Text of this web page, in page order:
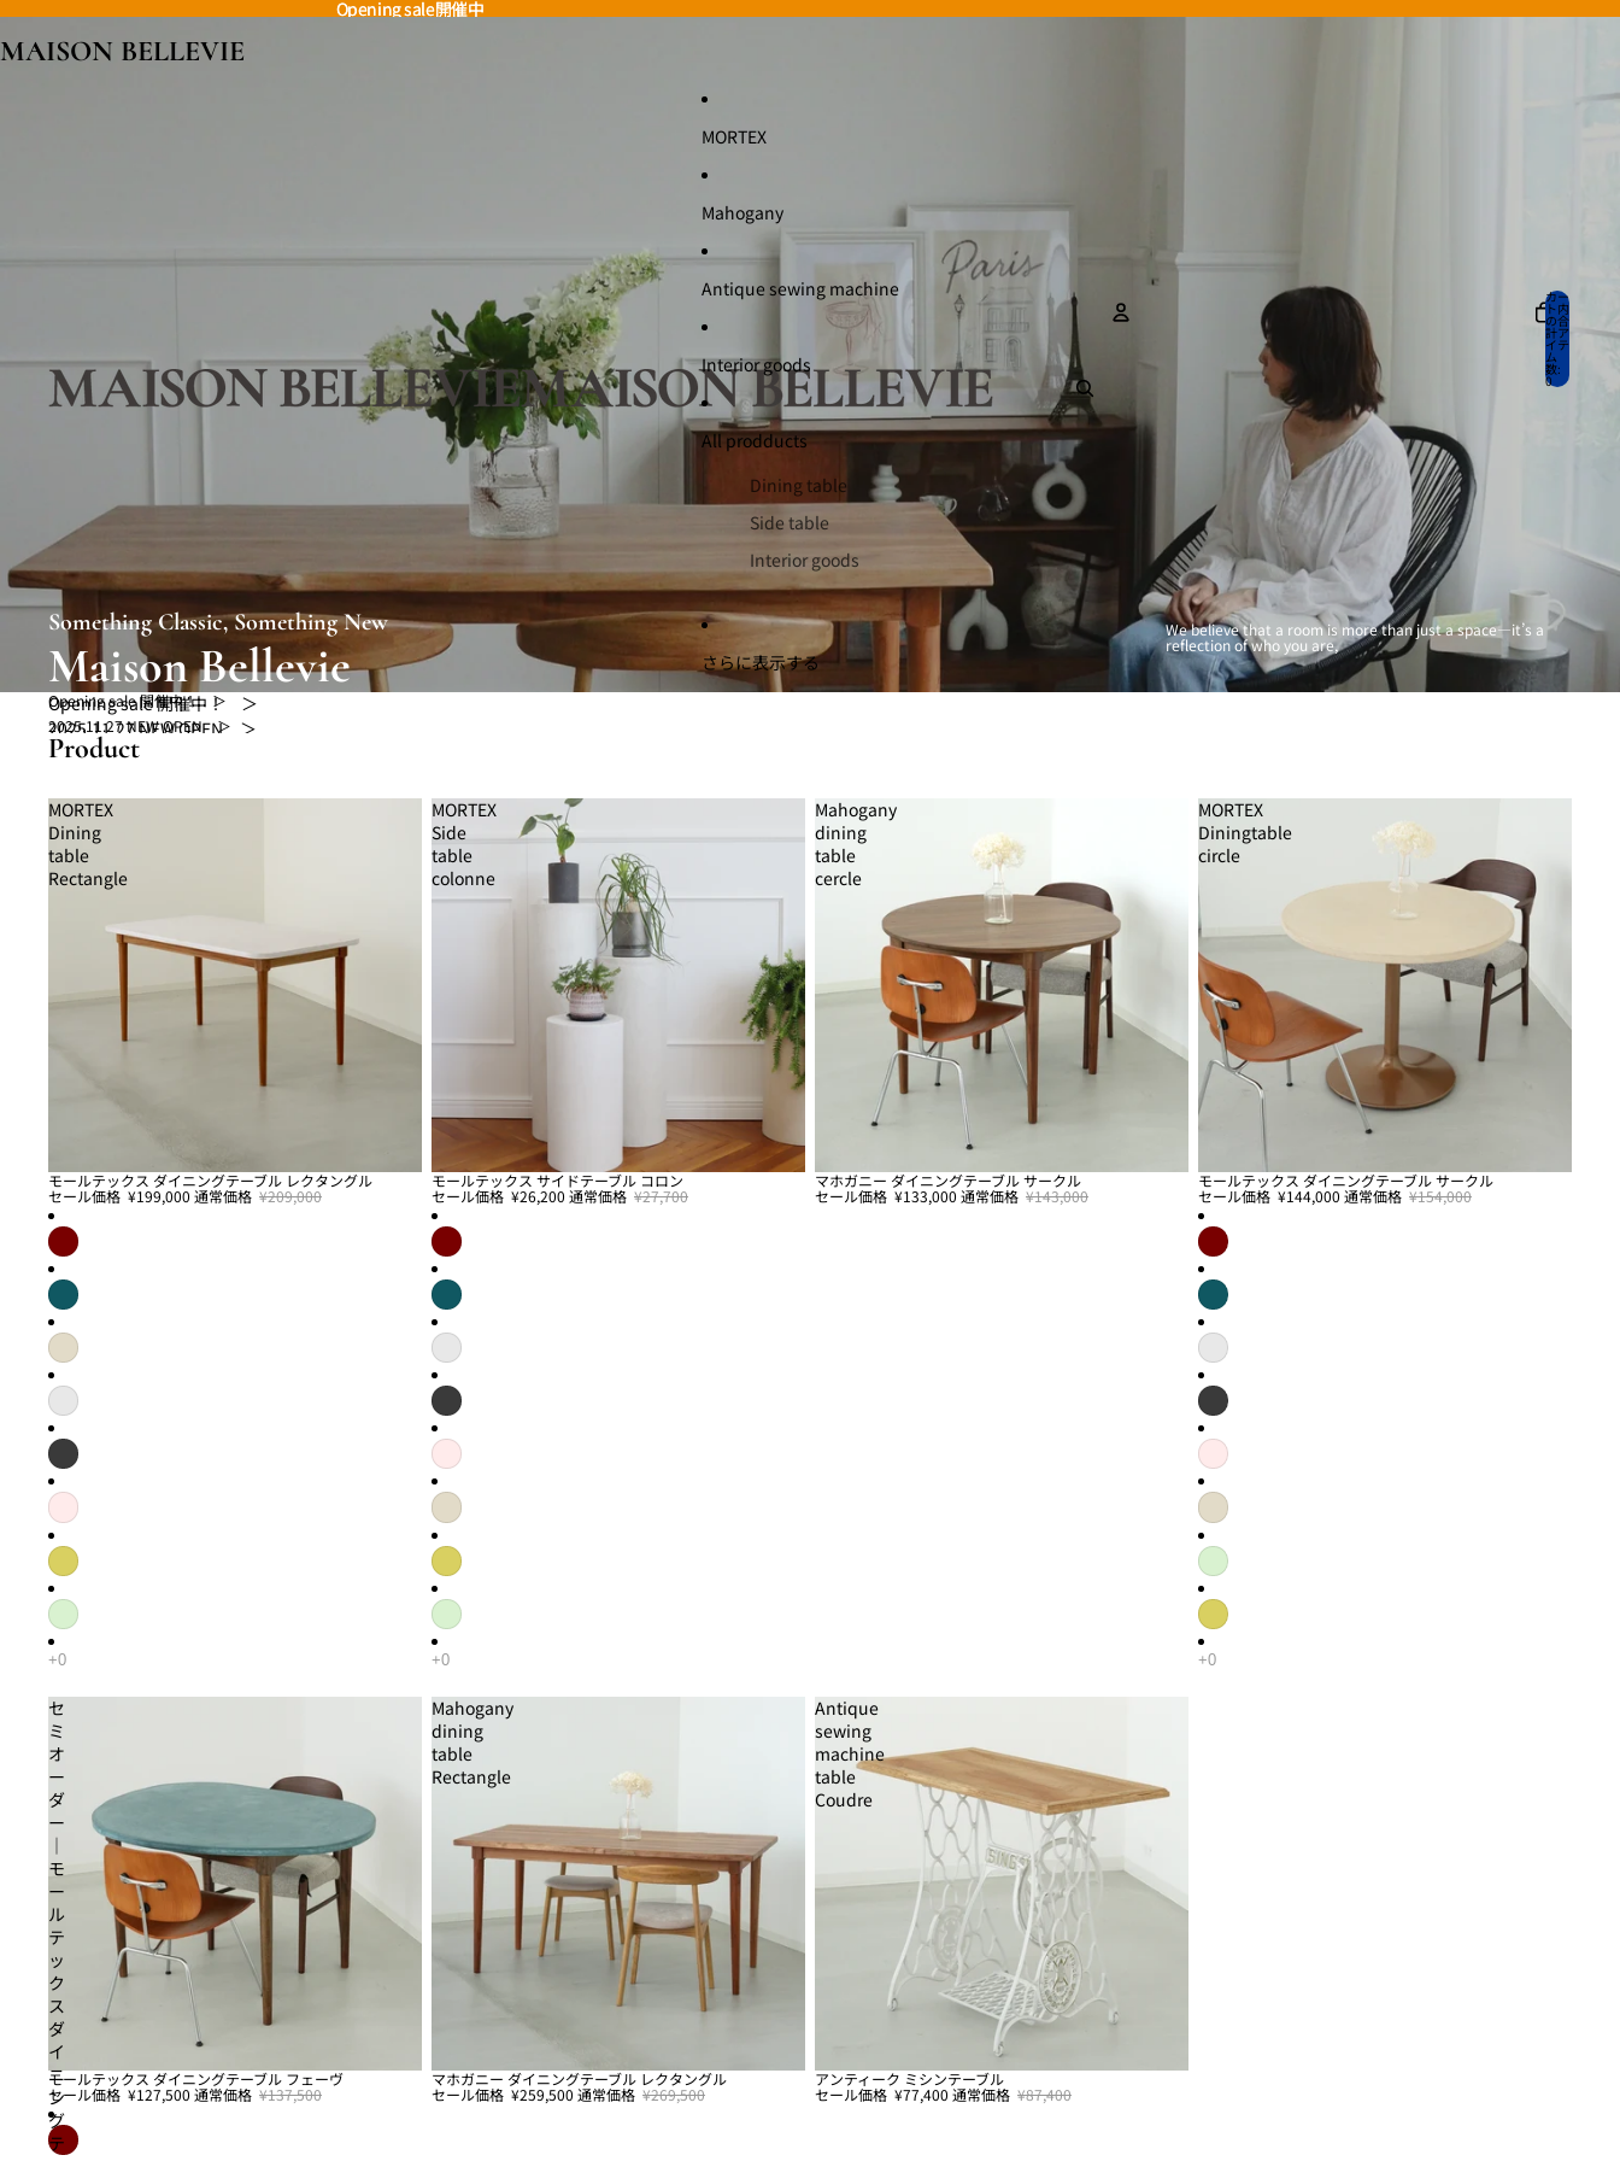
Opening sale開催中
Opening sale開催中
MAISON BELLEVIE
MORTEX
Mahogany
Antique sewing machine
Interior goods
All prodducts
Dining table
Side table
Interior goods
さらに表示する
アカウント
その他のログインオプション
プロフィール
カー
ト内
の合
計ア
イテ
ム
数:
0
Something Classic, Something New
Maison Bellevie
We believe that a room is more than just a space—it’s a
reflection of who you are,
Opening sale 開催中！ ＞
Opening sale 開催中！ ＞
2025.11.27 NEW OPEN ＞
2025.11.27 NEW OPEN ＞
Product
MORTEX
Dining
table
Rectangle
セール
モールテックス ダイニングテーブル レクタングル
セール価格 ¥199,000 通常価格 ¥209,000
MORTEX
Side
table
colonne
セール
モールテックス サイドテーブル コロン
セール価格 ¥26,200 通常価格 ¥27,700
Mahogany
dining
table
cercle
セール
マホガニー ダイニングテーブル サークル
セール価格 ¥133,000 通常価格 ¥143,000
MORTEX
Diningtable
circle
セール
モールテックス ダイニングテーブル サークル
セール価格 ¥144,000 通常価格 ¥154,000
セ
ミ
オ
ー
ダ
ー
｜
モ
ー
ル
テ
ッ
ク
ス
ダ
イ
ニ
ン
グ
テ
セール
モールテックス ダイニングテーブル フェーヴ
セール価格 ¥127,500 通常価格 ¥137,500
Mahogany
dining
table
Rectangle
セール
マホガニー ダイニングテーブル レクタングル
セール価格 ¥259,500 通常価格 ¥269,500
Antique
sewing
machine
table
Coudre
セール
アンティーク ミシンテーブル
セール価格 ¥77,400 通常価格 ¥87,400